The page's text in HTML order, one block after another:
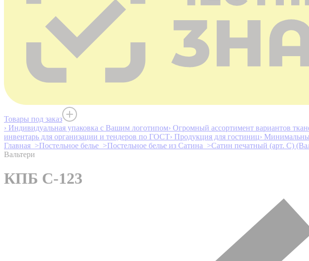
Товары под заказ
› Индивидуальная упаковка с Вашим логотипом› Огромный ассортимент вариантов
инвентарь для организации и тендеров по ГОСТ› Продукция для гостиниц›
Главная >Постельное белье >Постельное белье из Сатина >Сатин печатный (арт. С)
Вальтери
КПБ С-123